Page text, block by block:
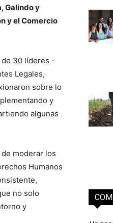
Galindo y
y el Comercio
de 30 líderes -
Legales,
sobre lo
y
algunas
moderar los
Humanos
no solo
y